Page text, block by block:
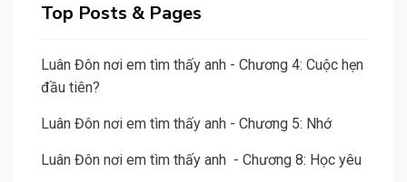
Top Posts & Pages
Luân Đôn nơi em tìm thấy anh - Chương 4: Cuộc hẹn
đầu tiên?
Luân Đôn nơi em tìm thấy anh - Chương 5: Nhớ
Luân Đôn nơi em tìm thấy anh - Chương 8: Học yêu